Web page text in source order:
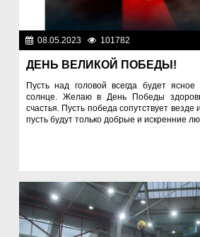
08.05.2023 101782
ДЕНЬ ВЕЛИКОЙ ПОБЕДЫ!
Пусть над головой всегда будет
солнце. Желаю в День Победы
счастья. Пусть победа сопутствует везде
пусть будут только добрые и искренние